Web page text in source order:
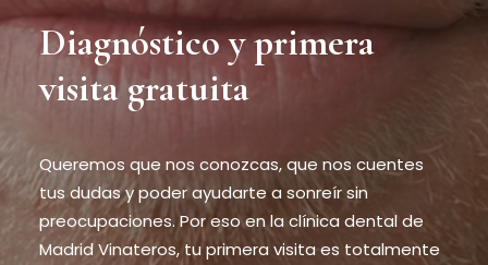
Diagnóstico y primera
visita gratuita
Queremos que nos conozcas, que nos cuentes
tus dudas y poder ayudarte a sonreír sin
preocupaciones. Por eso en la clínica dental de
Madrid Vinateros, tu primera visita es totalmente